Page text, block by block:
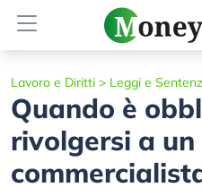
Lavoro e Diritti > Leggi e
Quando è
rivolgersi a un